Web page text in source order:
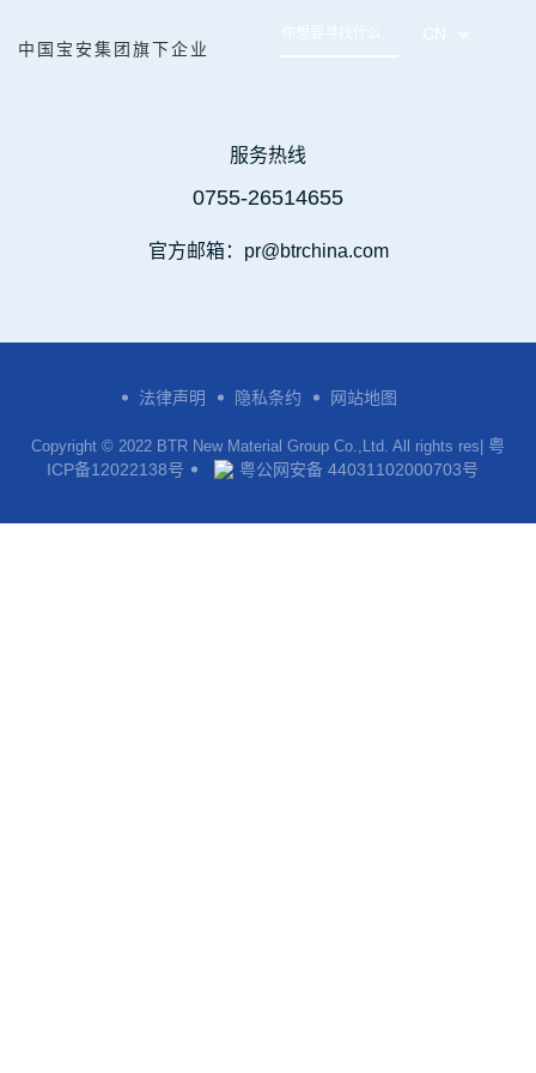
CN
中国宝安集团旗下企业
服务热线
0755-26514655
官方邮箱：pr@btrchina.com
法律声明 隐私条约 网站地图
Copyright © 2022 BTR New Material Group Co.,Ltd. All rights res| 粤
ICP备12022138号
粤公网安备 44031102000703号